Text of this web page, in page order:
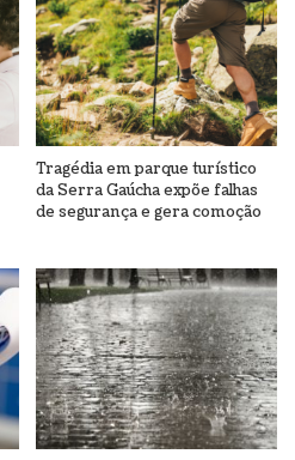
Tragédia em parque turístico
da Serra Gaúcha expõe falhas
de segurança e gera comoção